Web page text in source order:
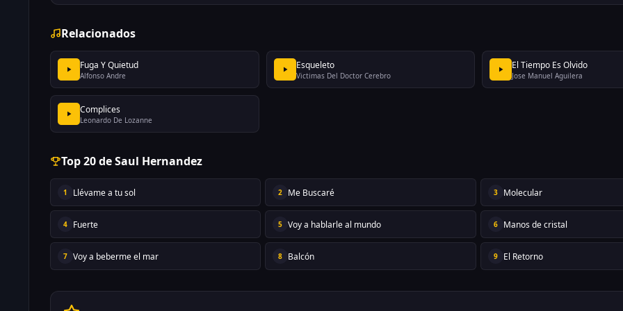
Relacionados
Fuga Y Quietud
Alfonso Andre
Esqueleto
Victimas Del Doctor Cerebro
El Tiempo Es Olvido
Jose Manuel Aguilera
Complices
Leonardo De Lozanne
Top 20 de Saul Hernandez
1 Llévame a tu sol 2 Me Buscaré 3 Molecular
4 Fuerte 5 Voy a hablarle al mundo 6 Manos de cristal
7 Voy a beberme el mar 8 Balcón 9 El Retorno